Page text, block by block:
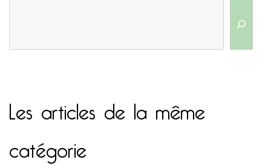
Les articles de la même
catégorie